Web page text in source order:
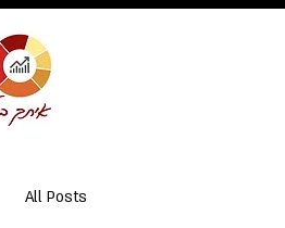
All Posts